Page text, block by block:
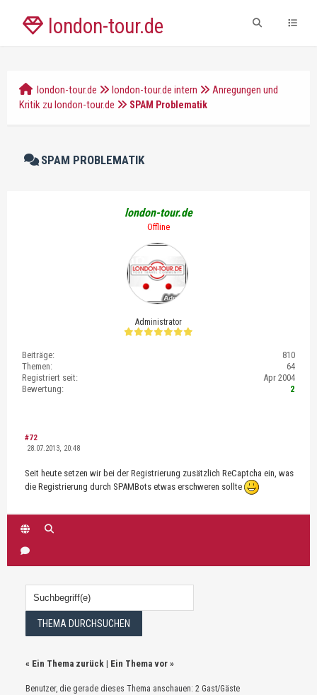
london-tour.de
london-tour.de london-tour.de intern
Anregungen und
Kritik zu london-tour.de
SPAM Problematik
SPAM PROBLEMATIK
london-tour.de
Offline
Administrator
Beiträge:
810
Themen:
64
Registriert seit:
Apr 2004
Bewertung:
2
#72
28.07.2013, 20:48
Seit heute setzen wir bei der Registrierung zusätzlich ReCaptcha ein, was
die Registrierung durch SPAMBots etwas erschweren sollte
« Ein Thema zurück | Ein Thema vor »
Benutzer, die gerade dieses Thema anschauen: 2 Gast/Gäste